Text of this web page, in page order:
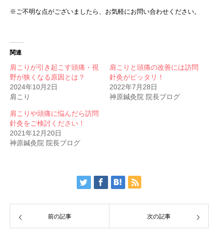
※ご不明な点がございましたら、お気軽にお問い合わせください。
関連
肩こりが引き起こす頭痛・視
野が狭くなる原因とは？
2024年10月2日
肩こり
肩こりと頭痛の改善には訪問
針灸がピッタリ！
2022年7月28日
神原鍼灸院 院長ブログ
肩こりや頭痛に悩んだら訪問
針灸をご検討ください！
2021年12月20日
神原鍼灸院 院長ブログ
前の記事 次の記事